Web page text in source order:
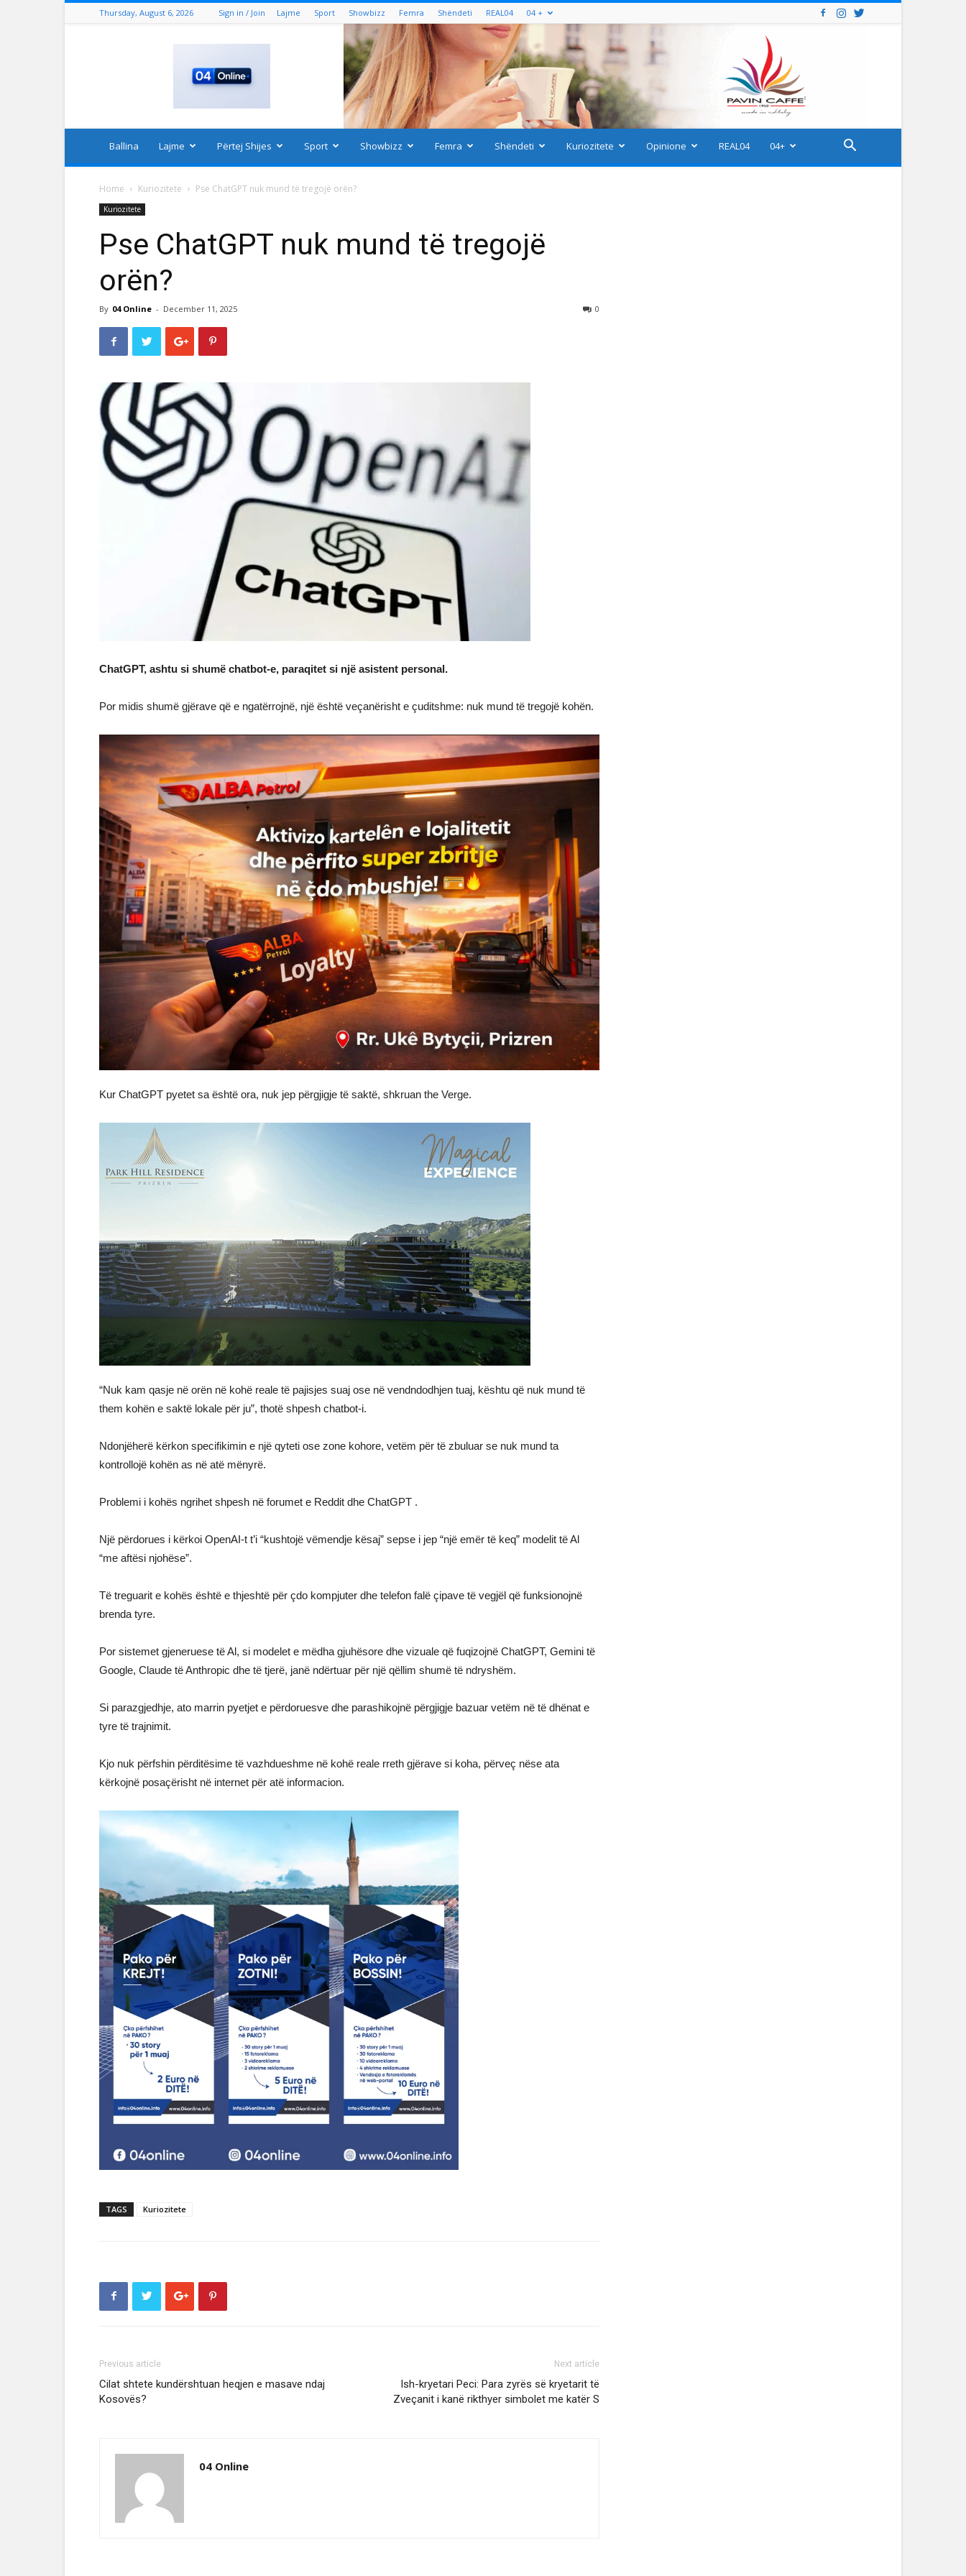
Thursday, August 6, 2026 Sign in / Join Lajme Sport Showbizz Femra Shëndeti REAL04 04 +
Ballina Lajme Përtej Shijes Sport Showbizz Femra Shëndeti Kuriozitete Opinione REAL04 04+
Home Kuriozitete Pse ChatGPT nuk mund të tregojë orën?
Kuriozitete
Pse ChatGPT nuk mund të tregojë
orën?
By 04 Online - December 11, 2025 0
ChatGPT, ashtu si shumë chatbot-e, paraqitet si një asistent personal.
Por midis shumë gjërave që e ngatërrojnë, një është veçanërisht e çuditshme: nuk mund të tregojë kohën.
Kur ChatGPT pyetet sa është ora, nuk jep përgjigje të saktë, shkruan the Verge.
“Nuk kam qasje në orën në kohë reale të pajisjes suaj ose në vendndodhjen tuaj, kështu që nuk mund të
them kohën e saktë lokale për ju”, thotë shpesh chatbot-i.
Ndonjëherë kërkon specifikimin e një qyteti ose zone kohore, vetëm për të zbuluar se nuk mund ta
kontrollojë kohën as në atë mënyrë.
Problemi i kohës ngrihet shpesh në forumet e Reddit dhe ChatGPT .
Një përdorues i kërkoi OpenAI-t t’i “kushtojë vëmendje kësaj” sepse i jep “një emër të keq” modelit të Al
“me aftësi njohëse”.
Të treguarit e kohës është e thjeshtë për çdo kompjuter dhe telefon falë çipave të vegjël që funksionojnë
brenda tyre.
Por sistemet gjeneruese të Al, si modelet e mëdha gjuhësore dhe vizuale që fuqizojnë ChatGPT, Gemini të
Google, Claude të Anthropic dhe të tjerë, janë ndërtuar për një qëllim shumë të ndryshëm.
Si parazgjedhje, ato marrin pyetjet e përdoruesve dhe parashikojnë përgjigje bazuar vetëm në të dhënat e
tyre të trajnimit.
Kjo nuk përfshin përditësime të vazhdueshme në kohë reale rreth gjërave si koha, përveç nëse ata
kërkojnë posaçërisht në internet për atë informacion.
TAGS Kuriozitete
Previous article
Cilat shtete kundërshtuan heqjen e masave ndaj
Kosovës?
Next article
Ish-kryetari Peci: Para zyrës së kryetarit të
Zveçanit i kanë rikthyer simbolet me katër S
04 Online